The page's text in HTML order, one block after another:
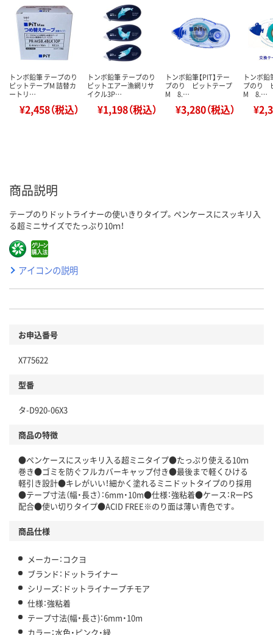
トンボ鉛筆 テープのり
ピットテープM 詰替カ
ートリ…
¥2,458（税込）
トンボ鉛筆 テープのり
ピットエアー漁網リサ
イクル3P…
¥1,198（税込）
トンボ鉛筆【PIT】テー
プのり ピットテープ
M 8.…
¥3,280（税込）
トンボ鉛
プのり
M 8.…
商品説明
テープのりドットライナーの使いきりタイプ。ペンケースにスッキリ入
る超ミニサイズでたっぷり10ｍ！
アイコンの説明
お申込番号
X775622
型番
タ-D920-06X3
商品の特徴
●ペンケースにスッキリ入る超ミニタイプ●たっぷり使える10ｍ
巻き●ゴミを防ぐフルカバーキャップ付き●最後まで軽くひける
軽引き設計●キレがいい！細かく塗れるミニドットタイプのり採用
●テープ寸法（幅・長さ）：6mm・10m●仕様：強粘着●ケース：RーPS
配合●使い切りタイプ●ACID FREE※のり面は薄い青色です。
商品仕様
メーカー：コクヨ
ブランド：ドットライナー
シリーズ：ドットライナープチモア
仕様：強粘着
テープ寸法(幅・長さ)：6mm・10m
カラー：水色・ピンク・緑